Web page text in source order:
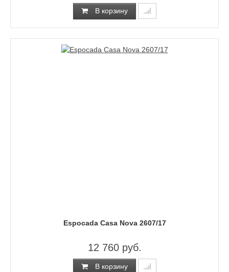
В корзину
Espocada Casa Nova 2607/17
12 760 руб.
В корзину